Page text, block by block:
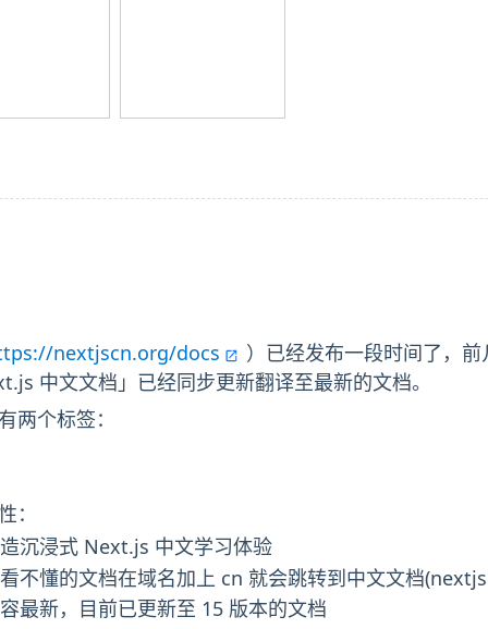
nextjscn.org/docs
）已经发布一段时间了，
中文文档」已经同步更新翻译至最新的文档。
个标签：
：
沉浸式 Next.js 中文学习体验
不懂的文档在域名加上 cn 就会跳转到中文文档
最新，目前已更新至 15 版本的文档